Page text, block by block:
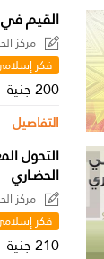
القيم في
مركز
فكر
200 جنية
التفاصيل
التحول
الحضـاري
مركز
فكر
210 جنية